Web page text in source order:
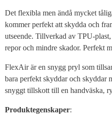
Det flexibla men ändå mycket
kommer perfekt att skydda och
utseende. Tillverkad av TPU-
repor och mindre skador. Perfekt
FlexAir är en snygg pryl som
bara perfekt skyddar och skyddar
snyggt tillskott till en handväska,
Produktegenskaper: